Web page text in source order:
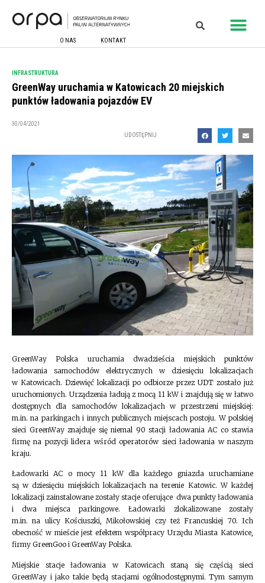
O NAS KONTAKT
INFRASTRUKTURA
GreenWay uruchamia w Katowicach 20 miejskich
punktów ładowania pojazdów EV
30/04/2021
UDOSTĘPNIJ
GreenWay Polska uruchamia dwadzieścia miejskich punktów
ładowania samochodów elektrycznych w dziesięciu lokalizacjach
w Katowicach. Dziewięć lokalizacji po odbiorze przez UDT zostało już
uruchomionych. Urządzenia ładują z mocą 11 kW i znajdują się w łatwo
dostępnych dla samochodów lokalizacjach w przestrzeni miejskiej:
m.in. na parkingach i innych publicznych miejscach postoju. W polskiej
sieci GreenWay znajduje się niemal 90 stacji ładowania AC co stawia
firmę na pozycji lidera wśród operatorów sieci ładowania w naszym
kraju.
Ładowarki AC o mocy 11 kW dla każdego gniazda uruchamiane
są w dziesięciu miejskich lokalizacjach na terenie Katowic. W każdej
lokalizacji zainstalowane zostały stacje oferujące dwa punkty ładowania
i dwa miejsca parkingowe. Ładowarki zlokalizowane zostały
m.in. na ulicy Kościuszki, Mikołowskiej czy też Francuskiej 70. Ich
obecność w mieście jest efektem współpracy Urzędu Miasta Katowice,
firmy GreenGoo i GreenWay Polska.
Miejskie stacje ładowania w Katowicach staną się częścią sieci
GreenWay i jako takie będą stacjami ogólnodostępnymi. Tym samym